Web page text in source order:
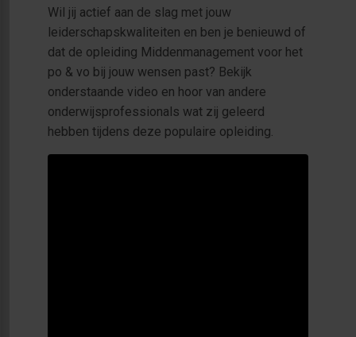
Wil jij actief aan de slag met jouw
leiderschapskwaliteiten en ben je benieuwd of
dat de opleiding Middenmanagement voor het
po & vo bij jouw wensen past? Bekijk
onderstaande video en hoor van andere
onderwijsprofessionals wat zij geleerd
hebben tijdens deze populaire opleiding.